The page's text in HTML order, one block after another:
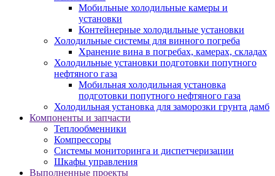
Мобильные холодильные камеры и
установки
Контейнерные холодильные установки
Холодильные системы для винного погреба
Хранение вина в погребах, камерах, складах
Холодильные установки подготовки попутного
нефтяного газа
Мобильная холодильная установка
подготовки попутного нефтяного газа
Холодильная установка для заморозки грунта дамб
Компоненты и запчасти
Теплообменники
Компрессоры
Системы мониторинга и диспетчеризации
Шкафы управления
Выполненные проекты